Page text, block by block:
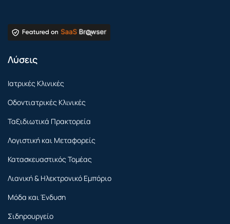
Λύσεις
Ιατρικές Κλινικές
Οδοντιατρικές Κλινικές
Ταξιδιωτικά Πρακτορεία
Λογιστική και Μεταφορείς
Κατασκευαστικός Τομέας
Λιανική & Ηλεκτρονικό Εμπόριο
Μόδα και Ένδυση
Σιδηρουργείο